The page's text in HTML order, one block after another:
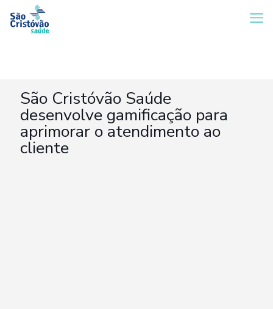
São Cristóvão Saúde
desenvolve gamificação para
aprimorar o atendimento ao
cliente